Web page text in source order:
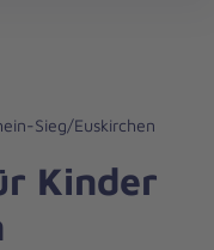
Sieg/Euskirchen
Kinder